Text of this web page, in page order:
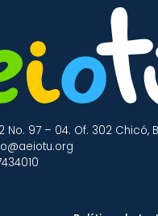
No. 97 – 04. Of. 302 Chicó,